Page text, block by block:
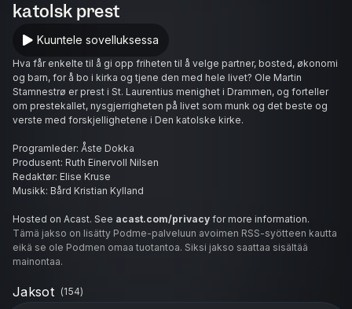
katolsk prest
Kuuntele sovelluksessa
Hva får enkelte til å gi opp friheten til å velge partner, bosted, økonomi
og barn, for å bo i kirka og tjene den med hele livet? Ole Martin
Stamnestrø er prest i St. Laurentius menighet i Drammen, og forteller
om prestekallet, nysgjerrigheten på livet som munk og det beste og
verste med forskjellighetene i Den katolske kirke.
Programleder: Åste Dokka
Produsent: Ruth Einervoll Nilsen
Redaktør: Elise Kruse
Musikk: Bård Kristian Kylland
Hosted on Acast. See acast.com/privacy for more information.
Tämä jakso on lisätty Podme-palveluun avoimen RSS-syötteen kautta
eikä se ole Podmen omaa tuotantoa. Siksi jakso saattaa sisältää
mainontaa.
Jaksot (154)